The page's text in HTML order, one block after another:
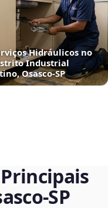
Hidráulicos no
Industrial
Osasco‑SP